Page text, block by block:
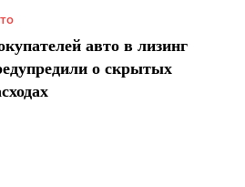
авто в лизинг
о скрытых